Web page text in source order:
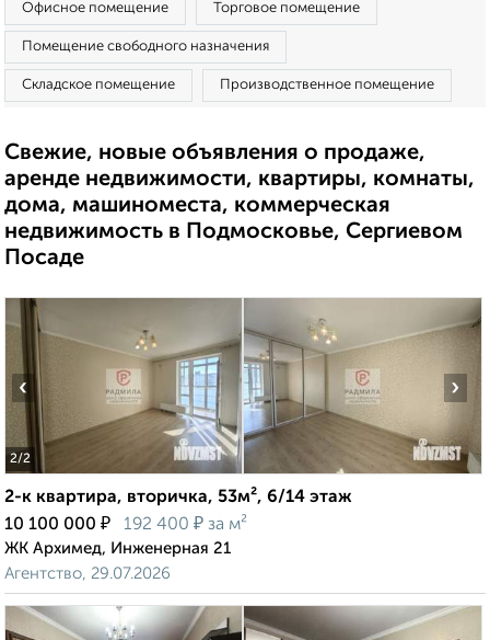
Офисное помещение Торговое помещение
Помещение свободного назначения
Складское помещение Производственное помещение
Свежие, новые объявления о продаже,
аренде недвижимости, квартиры, комнаты,
дома, машиноместа, коммерческая
недвижимость в Подмосковье, Сергиевом
Посаде
2/2
‹ ›
2-к квартира, вторичка, 53м², 6/14 этаж
10 100 000 ₽ 192 400 ₽ за м²
ЖК Архимед, Инженерная 21
Агентство, 29.07.2026